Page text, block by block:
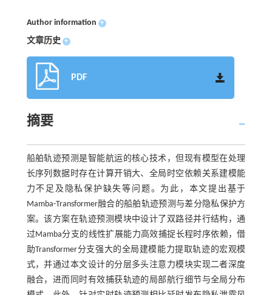
Author information +
文章历史 +
PDF
摘要
船舶轨迹预测是智能航运的核心技术，但现有模型在处理
长序列数据时存在计算开销大、全局时空依赖关系建模能
力不足及隐私保护缺失等问题。为此，本文提出基于
Mamba-Transformer融合的船舶轨迹预测与差分隐私保护方
案。该方案在轨迹预测模块中设计了双路径并行结构，通
过Mamba分支的线性扩展能力高效捕捉长程时序依赖，借
助Transformer分支强大的全局建模能力提取轨迹的宏观模
式，并通过本文设计的分层多头注意力模块实现二者深度
融合，进而同时有效捕获轨迹的局部航行细节与全局分布